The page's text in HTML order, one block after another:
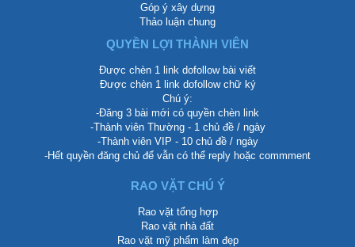
Góp ý xây dựng
Thảo luận chung
QUYỀN LỢI THÀNH VIÊN
Được chèn 1 link dofollow bài viết
Được chèn 1 link dofollow chữ ký
Chú ý:
-Đăng 3 bài mới có quyền chèn link
-Thành viên Thường - 1 chủ đề / ngày
-Thành viên VIP - 10 chủ đề / ngày
-Hết quyền đăng chủ để vẫn có thể reply hoặc commment
RAO VẶT CHÚ Ý
Rao vặt tổng hợp
Rao vặt nhà đất
Rao vặt mỹ phẩm làm đẹp